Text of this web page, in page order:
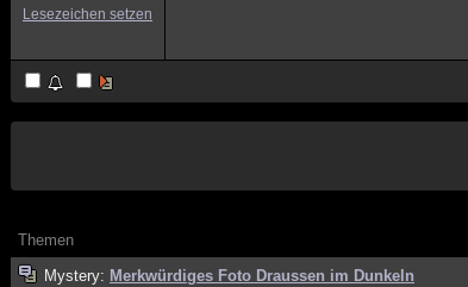
Lesezeichen setzen
Themen
Mystery: Merkwürdiges Foto Draussen im Dunkeln